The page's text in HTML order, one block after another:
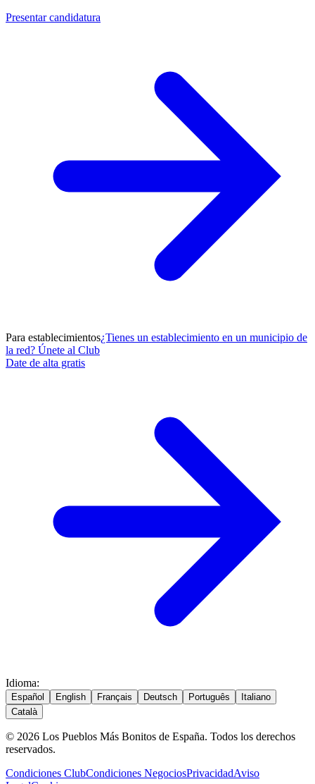
Presentar candidatura
Para establecimientos¿Tienes un establecimiento en un municipio de
la red? Únete al Club
Date de alta gratis
Idioma:
Español English Français Deutsch Português
Italiano
Català
© 2026 Los Pueblos Más Bonitos de España. Todos los derechos
reservados.
Condiciones ClubCondiciones NegociosPrivacidadAviso